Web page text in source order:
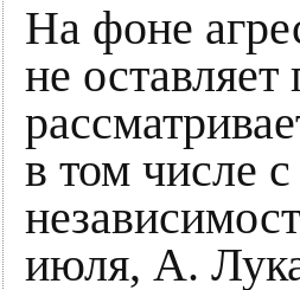
На фоне
не
в том числе
июля, А.